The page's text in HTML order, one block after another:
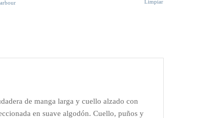
Limpiar
de manga larga y cuello alzado con
en suave algodón. Cuello, puños y